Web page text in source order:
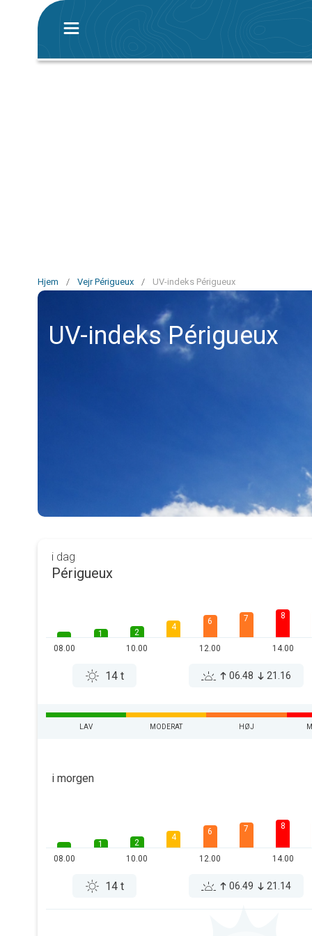
Hjem / Vejr Périgueux / UV-indeks Périgueux
UV-indeks Périgueux
i dag
Périgueux
08.00
1
2
10.00
4
6
12.00
7 8
14.00
14 t 06.48 21.16
LAV MODERAT HØJ
i morgen
08.00
1
2
10.00
4
6
12.00
7 8
14.00
14 t 06.49 21.14